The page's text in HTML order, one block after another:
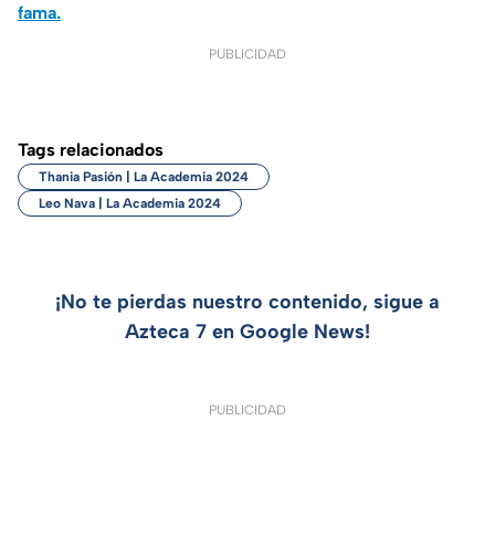
fama.
PUBLICIDAD
Tags relacionados
Thania Pasión | La Academia 2024
Leo Nava | La Academia 2024
¡No te pierdas nuestro contenido, sigue a
Azteca 7 en Google News!
PUBLICIDAD